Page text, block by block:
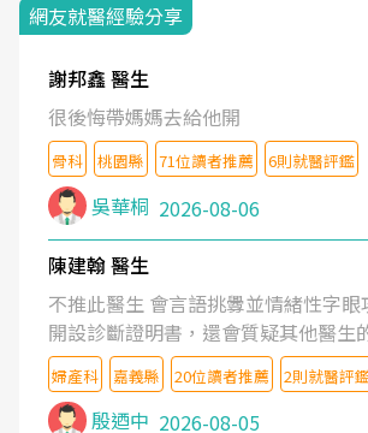
網友就醫經驗分享
謝邦鑫 醫生
很後悔帶媽媽去給他開
骨科 桃園縣 71位讀者推薦 6則就醫評鑑
吳華桐 2026-08-06
陳建翰 醫生
不推此醫生 會言語挑釁並情緒性字眼
開設診斷證明書，還會質疑其他醫生
婦產科 嘉義縣 20位讀者推薦 2則就醫評
殷迺中 2026-08-05